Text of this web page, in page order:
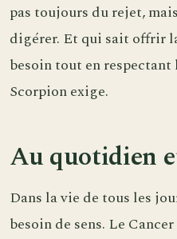
pas toujours du rejet,
digérer. Et qui sait offrir
besoin tout en
Scorpion exige.
Au quotidien
Dans la vie de tous les
besoin de sens. Le